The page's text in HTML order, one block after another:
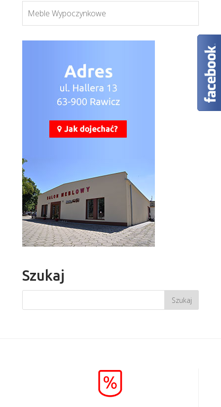
Meble Wypoczynkowe
Szukaj